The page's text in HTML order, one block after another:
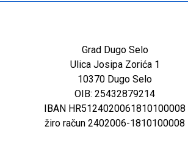
Grad Dugo Selo
Ulica Josipa Zorića 1
10370 Dugo Selo
OIB: 25432879214
IBAN HR5124020061810100008
žiro račun 2402006-1810100008